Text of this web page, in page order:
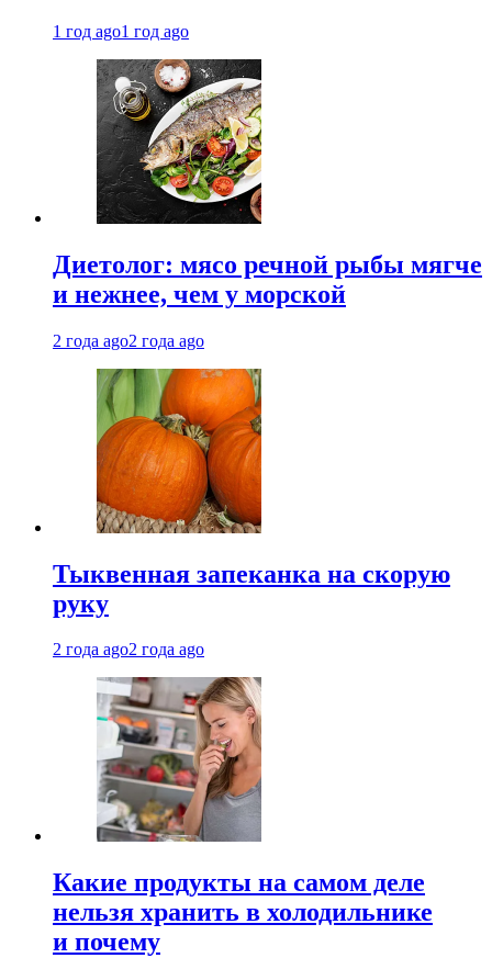
1 год ago1 год ago
Диетолог: мясо речной рыбы мягче
и нежнее, чем у морской
2 года ago2 года ago
Тыквенная запеканка на скорую
руку
2 года ago2 года ago
Какие продукты на самом деле
нельзя хранить в холодильнике
и почему